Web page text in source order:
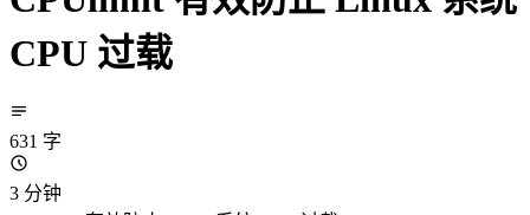
CPU 过载
631 字
3 分钟